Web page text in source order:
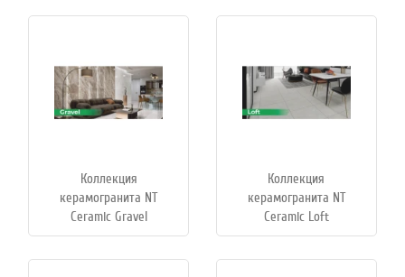
Коллекция
керамогранита NT
Ceramic Gravel
Коллекция
керамогранита NT
Ceramic Loft